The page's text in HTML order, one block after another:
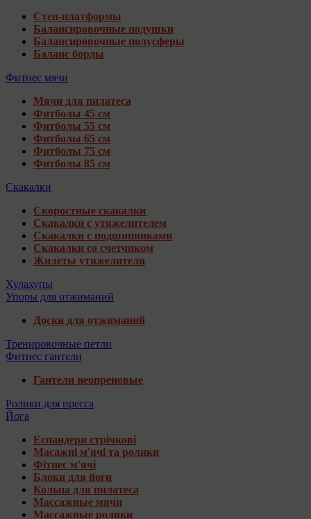
Степ-платформы
Балансировочные подушки
Балансировочные полусферы
Баланс борды
Фитнес мячи
Мячи для пилатеса
Фитболы 45 см
Фитболы 55 см
Фитболы 65 см
Фитболы 75 см
Фитболы 85 см
Скакалки
Скоростные скакалки
Скакалки с утяжелителем
Скакалки с подшипниками
Скакалки со счетчиком
Жилеты утяжелители
Хулахупы
Упоры для отжиманий
Доски для отжиманий
Тренировочные петли
Фитнес гантели
Гантели неопреновые
Ролики для пресса
Йога
Еспандери стрічкові
Масажні м'ячі та ролики
Фітнес м'ячі
Блоки для йоги
Кольца для пилатеса
Массажные мячи
Массажные ролики